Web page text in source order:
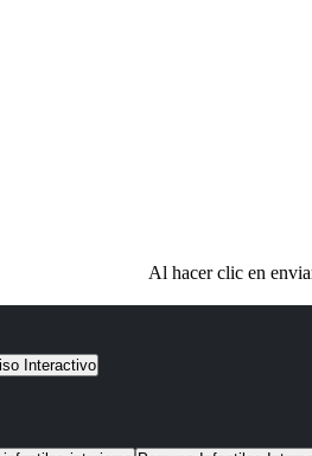
Al hacer clic en
Interactivo